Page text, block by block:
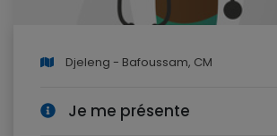
Djeleng - Bafoussam, CM
Je me présente